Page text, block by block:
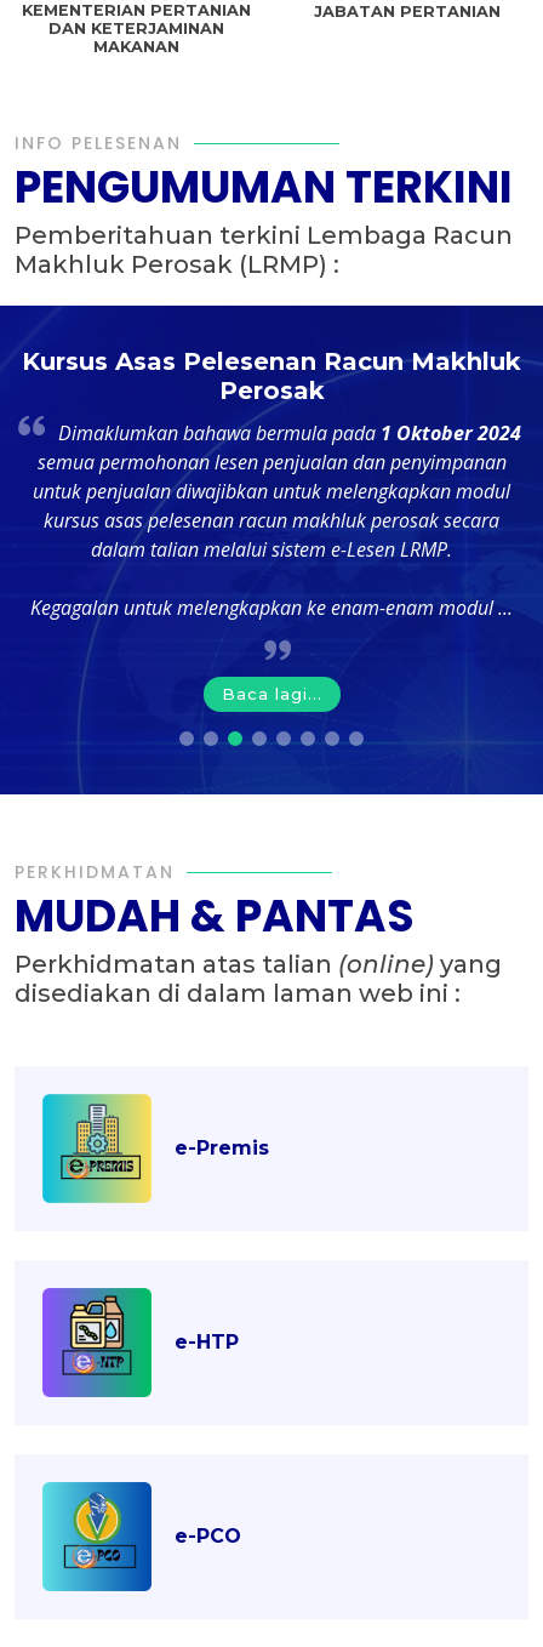
KEMENTERIAN PERTANIAN
DAN KETERJAMINAN
MAKANAN
JABATAN PERTANIAN
INFO PELESENAN
PENGUMUMAN TERKINI
Pemberitahuan terkini Lembaga Racun
Makhluk Perosak (LRMP) :
Kursus Asas Pelesenan Racun Makhluk
Perosak
Dimaklumkan bahawa bermula pada 1 Oktober 2024
semua permohonan lesen penjualan dan penyimpanan
untuk penjualan diwajibkan untuk melengkapkan modul
kursus asas pelesenan racun makhluk perosak secara
dalam talian melalui sistem e-Lesen LRMP.
Kegagalan untuk melengkapkan ke enam-enam modul ...
Baca lagi...
PERKHIDMATAN
MUDAH & PANTAS
Perkhidmatan atas talian (online) yang
disediakan di dalam laman web ini :
e-Premis
e-HTP
e-PCO